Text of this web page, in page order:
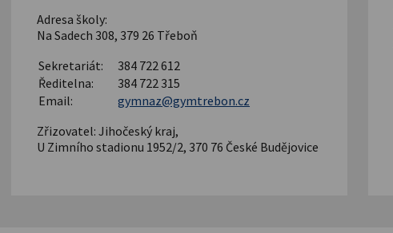
Adresa školy:
Na Sadech 308, 379 26 Třeboň
Sekretariát:
384 722 612
Ředitelna:
384 722 315
Email:
gymnaz@gymtrebon.cz
Zřizovatel: Jihočeský kraj,
U Zimního stadionu 1952/2, 370 76 České Budějovice